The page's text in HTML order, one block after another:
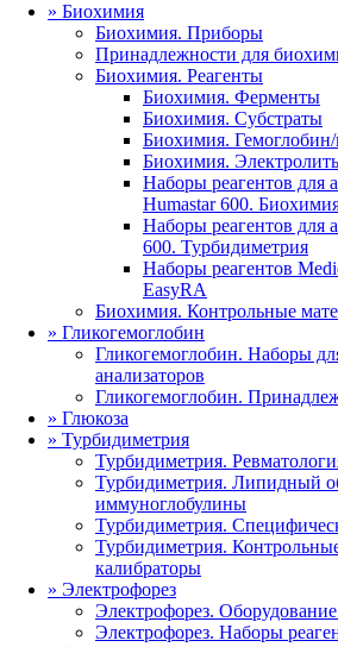
» Биохимия
Биохимия. Приборы
Принадлежности для
Биохимия. Реагенты
Биохимия. Ферменты
Биохимия. Субстраты
Биохимия. Гемоглобин/
Биохимия.
Наборы реагентов для
Humastar 600.
Наборы реагентов для
600. Турбидиметрия
Наборы реагентов
EasyRA
Биохимия. Контрольные
» Гликогемоглобин
Гликогемоглобин. Наборы
анализаторов
Гликогемоглобин.
» Глюкоза
» Турбидиметрия
Турбидиметрия.
Турбидиметрия. Липидный
иммуноглобулины
Турбидиметрия.
Турбидиметрия.
калибраторы
» Электрофорез
Электрофорез.
Электрофорез. Наборы